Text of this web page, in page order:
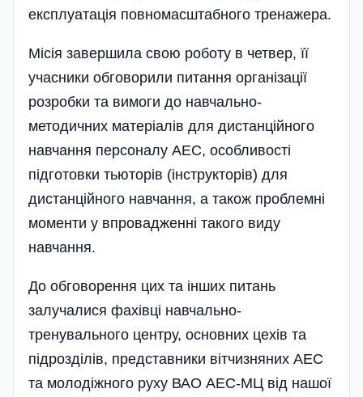
експлуатація повномас­штабного тренажера.
Місія завершила свою роботу в четвер, її
учасники обговорили питання організації
розробки та вимоги до навчально-
методичних матеріалів для дистанційного
навчання персоналу АЕС, особливості
підготовки тьюторів (інструкторів) для
дистанційного навчання, а також проблемні
моменти у впровадженні такого виду
навчання.
До обговорення цих та інших питань
залучалися фахівці навчально-
тренувального центру, основних цехів та
підрозділів, представники вітчизняних АЕС
та молодіжного руху ВАО АЕС-МЦ від нашої